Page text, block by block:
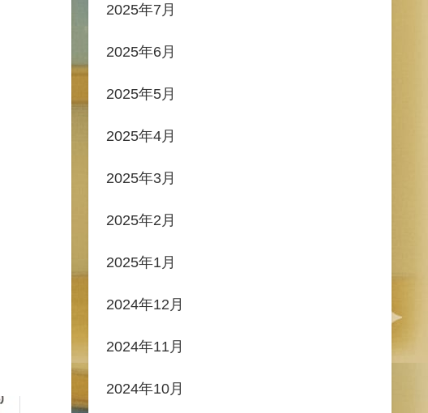
2025年7月
2025年6月
2025年5月
2025年4月
2025年3月
2025年2月
2025年1月
2024年12月
2024年11月
2024年10月